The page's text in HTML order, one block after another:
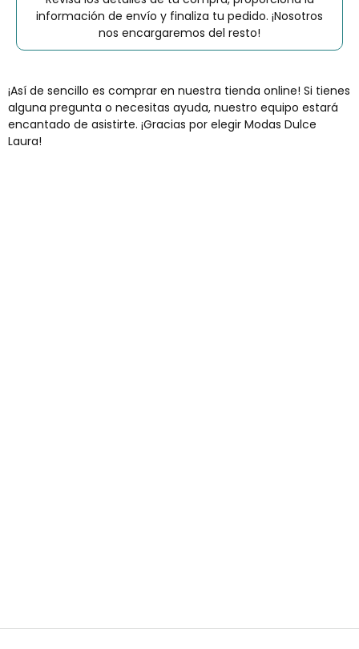
información de envío y finaliza tu pedido. ¡Nosotros
nos encargaremos del resto!
¡Así de sencillo es comprar en nuestra tienda online! Si tienes
alguna pregunta o necesitas ayuda, nuestro equipo estará
encantado de asistirte. ¡Gracias por elegir Modas Dulce
Laura!